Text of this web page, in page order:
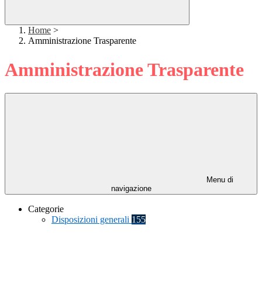
Home >
Amministrazione Trasparente
Amministrazione Trasparente
Menu di
navigazione
Categorie
Disposizioni generali 155